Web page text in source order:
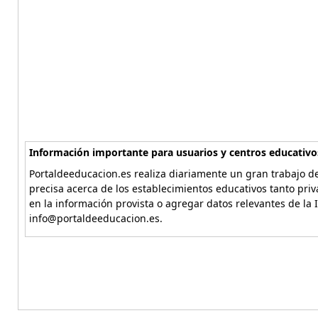
Información importante para usuarios y centros
Portaldeeducacion.es realiza diariamente un gran trabajo
precisa acerca de los establecimientos educativos tanto
en la información provista o agregar datos relevantes de
info@portaldeeducacion.es.